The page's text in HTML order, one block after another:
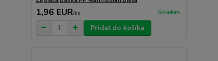
1,96 EUR/ks Skladom
Pridať do košíka